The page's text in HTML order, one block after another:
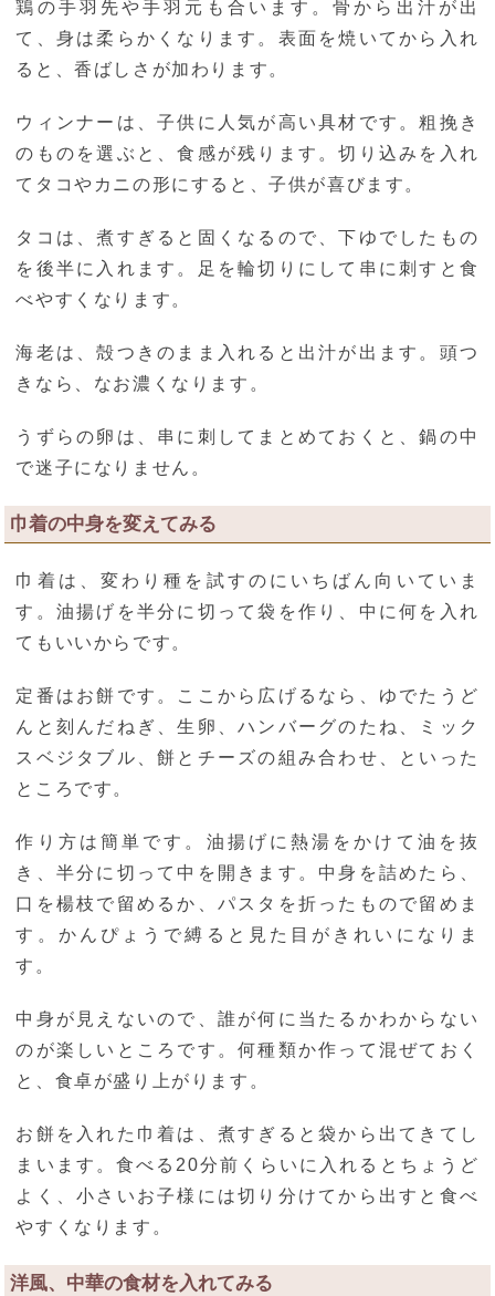
鶏の手羽先や手羽元も合います。骨から出汁が出
て、身は柔らかくなります。表面を焼いてから入れ
ると、香ばしさが加わります。
ウィンナーは、子供に人気が高い具材です。粗挽き
のものを選ぶと、食感が残ります。切り込みを入れ
てタコやカニの形にすると、子供が喜びます。
タコは、煮すぎると固くなるので、下ゆでしたもの
を後半に入れます。足を輪切りにして串に刺すと食
べやすくなります。
海老は、殻つきのまま入れると出汁が出ます。頭つ
きなら、なお濃くなります。
うずらの卵は、串に刺してまとめておくと、鍋の中
で迷子になりません。
巾着の中身を変えてみる
巾着は、変わり種を試すのにいちばん向いていま
す。油揚げを半分に切って袋を作り、中に何を入れ
てもいいからです。
定番はお餅です。ここから広げるなら、ゆでたうど
んと刻んだねぎ、生卵、ハンバーグのたね、ミック
スベジタブル、餅とチーズの組み合わせ、といった
ところです。
作り方は簡単です。油揚げに熱湯をかけて油を抜
き、半分に切って中を開きます。中身を詰めたら、
口を楊枝で留めるか、パスタを折ったもので留めま
す。かんぴょうで縛ると見た目がきれいになりま
す。
中身が見えないので、誰が何に当たるかわからない
のが楽しいところです。何種類か作って混ぜておく
と、食卓が盛り上がります。
お餅を入れた巾着は、煮すぎると袋から出てきてし
まいます。食べる20分前くらいに入れるとちょうど
よく、小さいお子様には切り分けてから出すと食べ
やすくなります。
洋風、中華の食材を入れてみる